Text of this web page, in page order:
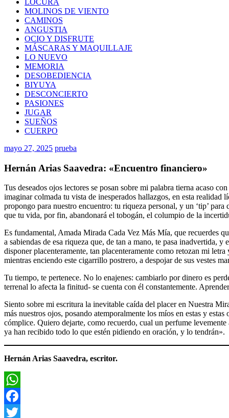
LOCURA
MOLINOS DE VIENTO
CAMINOS
ANGUSTIA
OCIO Y DISFRUTE
MÁSCARAS Y MAQUILLAJE
LO NUEVO
MEMORIA
DESOBEDIENCIA
BIYUYA
DESCONCIERTO
PASIONES
JUGAR
SUEÑOS
CUERPO
mayo 27, 2025 prueba
Hernán Arias Saavedra: «Encuentro financiero»
Tus deseados ojos lectores se posan sobre mi palabra tierna acaso
imaginar colmada tu vista de inesperados hallazgos, en esta
propongo para nuestro encuentro: tu riqueza personal, y un ‘tip’
que tu vida, por fin, abandonará el tobogán, el columpio de la
Es fundamental, Amada Mirada Cada Vez Más Mía, que recuerdes
a sabiendas de esa riqueza que, de tan a mano, te pasa inadvertida,
disponer placenteramente, tan placenteramente como retozan mi
mientras enciendo este cigarrillo postrero, a despojar de sus vestes
Tu tiempo, te pertenece. No lo enajenes: cambiarlo por dinero es
terrenal lo afecta la finitud- se cuenta con él constantemente.
Siento sobre mi escritura la inevitable caída del placer en Nuestra
más nuestros ojos, posando atemporalmente los míos en estas y
cómplice. Quiero dejarte, como recuerdo, cual un perfume
ya han recibido todo lo que estén pidiendo en oración, y lo tendrán».
Hernán Arias Saavedra, escritor.
WhatsApp
Facebook